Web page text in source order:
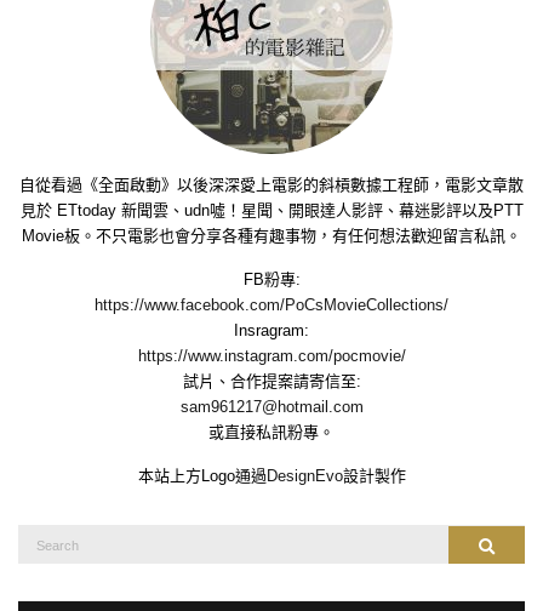
自從看過《全面啟動》以後深深愛上電影的斜槓數據工程師，電影文章散
見於 ETtoday 新聞雲、udn噓！星聞、開眼達人影評、幕迷影評以及PTT
Movie板。不只電影也會分享各種有趣事物，有任何想法歡迎留言私訊。
FB粉專:
https://www.facebook.com/PoCsMovieCollections/
Insragram:
https://www.instagram.com/pocmovie/
試片、合作提案請寄信至:
sam961217@hotmail.com
或直接私訊粉專。
本站上方Logo通過DesignEvo設計製作
Search